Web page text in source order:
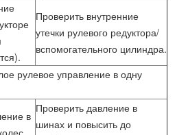
Проверить внутренние
утечки рулевого редуктора/
вспомогательного цилиндра.
рулевое управление в одну
в
Проверить давление в
шинах и повысить до